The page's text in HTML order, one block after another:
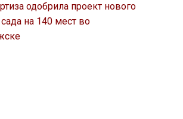
одобрила проект нового
на 140 мест во